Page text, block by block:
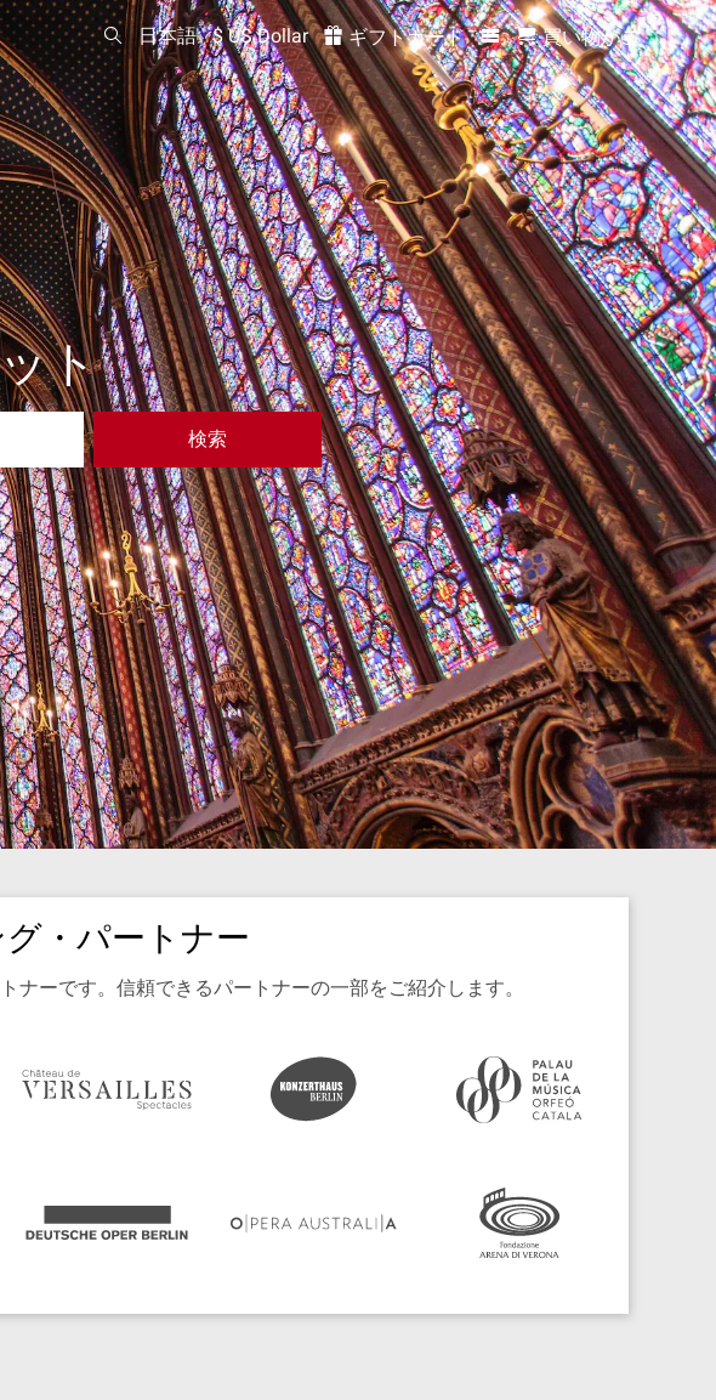
日本語 $ US Dollar ギフトカード 買い物かご
ト
検索
・パートナー
ーです。信頼できるパートナーの一部をご紹介します。